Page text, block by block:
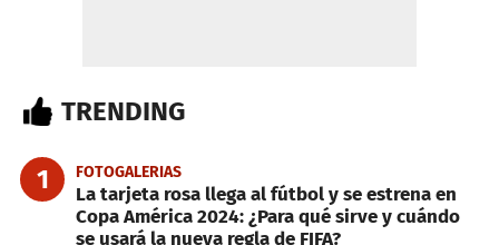
TRENDING
1 FOTOGALERIAS
La tarjeta rosa llega al fútbol y se estrena en
Copa América 2024: ¿Para qué sirve y cuándo
se usará la nueva regla de FIFA?